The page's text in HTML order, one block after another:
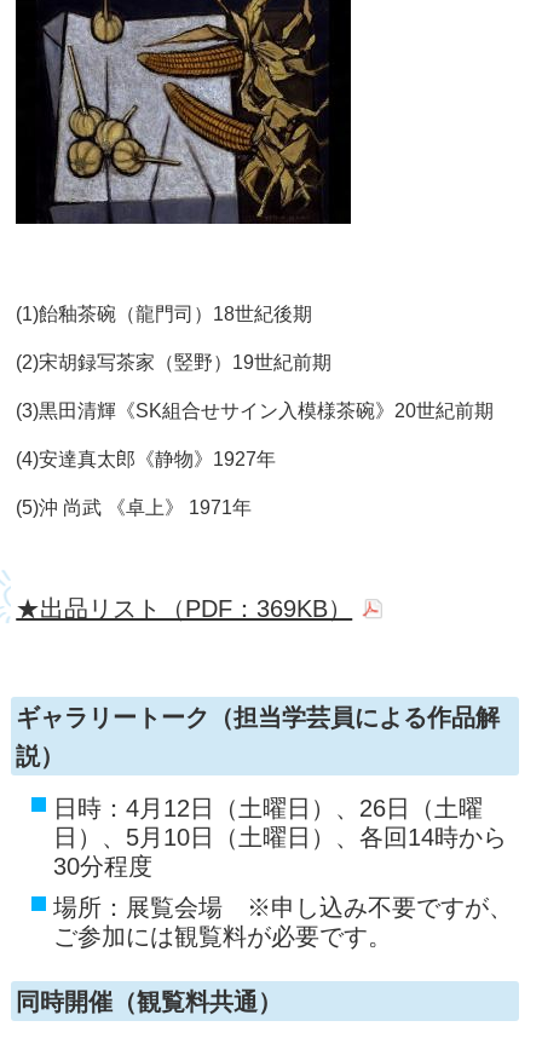
(1)飴釉茶碗（龍門司）18世紀後期
(2)宋胡録写茶家（竪野）19世紀前期
(3)黒田清輝《SK組合せサイン入模様茶碗》20世紀前期
(4)安達真太郎《静物》1927年
(5)沖 尚武 《卓上》 1971年
★出品リスト（PDF：369KB）
ギャラリートーク（担当学芸員による作品解
説）
日時：4月12日（土曜日）、26日（土曜
日）、5月10日（土曜日）、各回14時から
30分程度
場所：展覧会場 ※申し込み不要ですが、
ご参加には観覧料が必要です。
同時開催（観覧料共通）